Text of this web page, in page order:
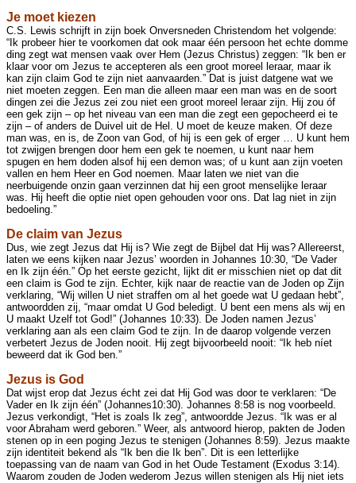
Je moet kiezen
C.S. Lewis schrijft in zijn boek Onversneden Christendom het volgende:
“Ik probeer hier te voorkomen dat ook maar één persoon het echte domme
ding zegt wat mensen vaak over Hem (Jezus Christus) zeggen: “Ik ben er
klaar voor om Jezus te accepteren als een groot moreel leraar, maar ik
kan zijn claim God te zijn niet aanvaarden.” Dat is juist datgene wat we
niet moeten zeggen. Een man die alleen maar een man was en de soort
dingen zei die Jezus zei zou niet een groot moreel leraar zijn. Hij zou óf
een gek zijn – op het niveau van een man die zegt een gepocheerd ei te
zijn – of anders de Duivel uit de Hel. U moet de keuze maken. Of deze
man was, en is, de Zoon van God, of hij is een gek of erger … U kunt hem
tot zwijgen brengen door hem een gek te noemen, u kunt naar hem
spugen en hem doden alsof hij een demon was; of u kunt aan zijn voeten
vallen en hem Heer en God noemen. Maar laten we niet van die
neerbuigende onzin gaan verzinnen dat hij een groot menselijke leraar
was. Hij heeft die optie niet open gehouden voor ons. Dat lag niet in zijn
bedoeling.”
De claim van Jezus
Dus, wie zegt Jezus dat Hij is? Wie zegt de Bijbel dat Hij was? Allereerst,
laten we eens kijken naar Jezus’ woorden in Johannes 10:30, “De Vader
en Ik zijn één.” Op het eerste gezicht, lijkt dit er misschien niet op dat dit
een claim is God te zijn. Echter, kijk naar de reactie van de Joden op Zijn
verklaring, “Wij willen U niet straffen om al het goede wat U gedaan hebt”,
antwoordden zij, “maar omdat U God beledigt. U bent een mens als wij en
U maakt Uzelf tot God!” (Johannes 10:33). De Joden namen Jezus’
verklaring aan als een claim God te zijn. In de daarop volgende verzen
verbetert Jezus de Joden nooit. Hij zegt bijvoorbeeld nooit: “Ik heb níet
beweerd dat ik God ben.”
Jezus is God
Dat wijst erop dat Jezus écht zei dat Hij God was door te verklaren: “De
Vader en Ik zijn één” (Johannes10:30). Johannes 8:58 is nog voorbeeld.
Jezus verkondigt, “Het is zoals Ik zeg”, antwoordde Jezus. “Ik was er al
voor Abraham werd geboren.” Weer, als antwoord hierop, pakten de Joden
stenen op in een poging Jezus te stenigen (Johannes 8:59). Jezus maakte
zijn identiteit bekend als “Ik ben die Ik ben”. Dit is een letterlijke
toepassing van de naam van God in het Oude Testament (Exodus 3:14).
Waarom zouden de Joden wederom Jezus willen stenigen als Hij niet iets